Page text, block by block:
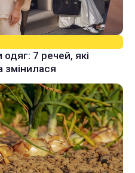
7 речей, які
змінилася